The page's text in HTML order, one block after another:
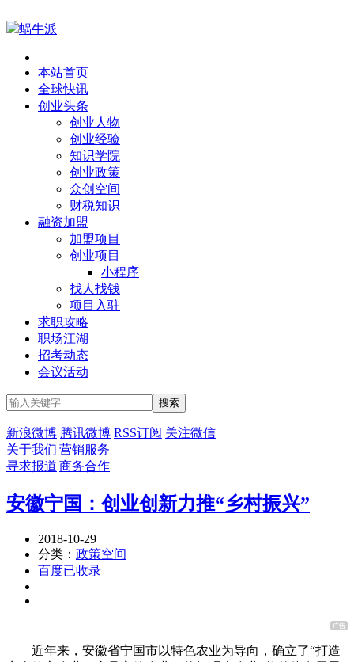
蜗牛派
本站首页
全球快讯
创业头条
创业人物
创业经验
知识学院
创业政策
众创空间
财税知识
融资加盟
加盟项目
创业项目
小程序
找人找钱
项目入驻
求职攻略
职场江湖
招考动态
会议活动
新浪微博 腾讯微博 RSS订阅 关注微信
关于我们|营销服务
寻求报道|商务合作
安徽宁国：创业创新力推“乡村振兴”
2018-10-29
分类： 政策空间
百度已收录
近年来，安徽省宁国市以特色农业为导向，确立了“打造